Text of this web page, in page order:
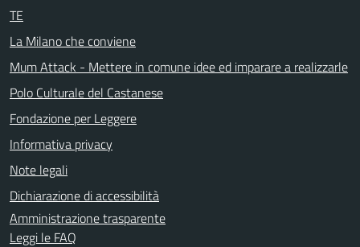
TE
La Milano che conviene
Mum Attack - Mettere in comune idee ed imparare a realizzarle
Polo Culturale del Castanese
Fondazione per Leggere
Informativa privacy
Note legali
Dichiarazione di accessibilità
Amministrazione trasparente
Leggi le FAQ